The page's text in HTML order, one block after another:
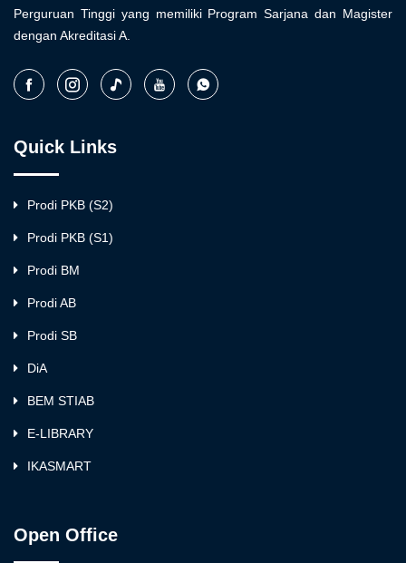
Perguruan Tinggi yang memiliki Program Sarjana dan Magister
dengan Akreditasi A.
Quick Links
Prodi PKB (S2)
Prodi PKB (S1)
Prodi BM
Prodi AB
Prodi SB
DiA
BEM STIAB
E-LIBRARY
IKASMART
Open Office